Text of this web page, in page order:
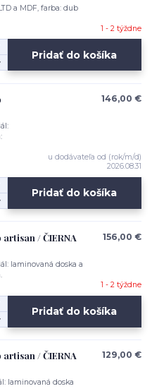
a MDF, farba: dub
1 - 2 týždne
Pridať do košíka
146,00 €
u dodávateľa od (rok/m/d)
2026.08.31
Pridať do košíka
artisan / ČIERNA
laminovaná doska a
156,00 €
1 - 2 týždne
Pridať do košíka
artisan / ČIERNA
laminovaná doska
129,00 €